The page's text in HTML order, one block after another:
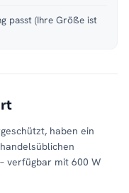
passt (Ihre Größe ist
haben ein
verfügbar mit 600 W